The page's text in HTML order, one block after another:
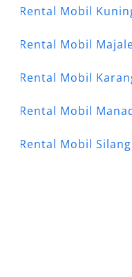
Rental Mobil
Rental Mobil
Rental Mobil
Rental Mobil
Rental Mobil